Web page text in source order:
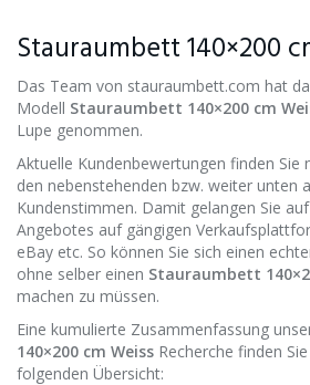
Stauraumbett 140×200
Das Team von stauraumbett.com hat
Modell Stauraumbett 140×200 cm
Lupe genommen.
Aktuelle Kundenbewertungen finden Sie
den nebenstehenden bzw. weiter unten
Kundenstimmen. Damit gelangen Sie
Angebotes auf gängigen
eBay etc. So können Sie sich einen
ohne selber einen Stauraumbett
machen zu müssen.
Eine kumulierte Zusammenfassung
140×200 cm Weiss Recherche finden
folgenden Übersicht: